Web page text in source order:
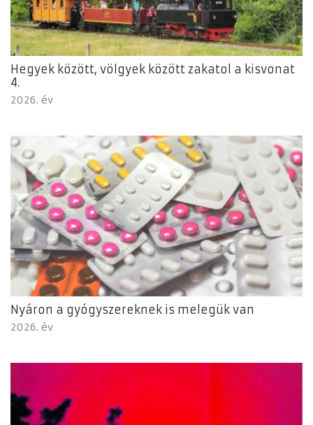
Hegyek között, völgyek között zakatol a kisvonat
4.
2026. év
Nyáron a gyógyszereknek is melegük van
2026. év